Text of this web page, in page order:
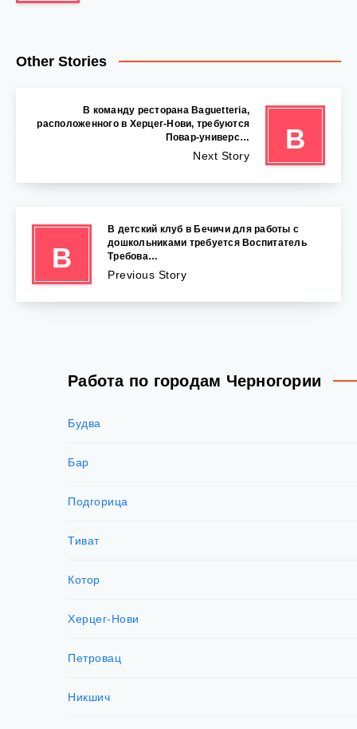
Other Stories
В
В команду ресторана Baguetteria,
расположенного в Херцег-Нови, требуются
Повар-универс…
Next Story
В
В детский клуб в Бечичи для работы с
дошкольниками требуется Воспитатель
Требова…
Previous Story
Работа по городам Черногории
Будва
Бар
Подгорица
Тиват
Котор
Херцег-Нови
Петровац
Никшич